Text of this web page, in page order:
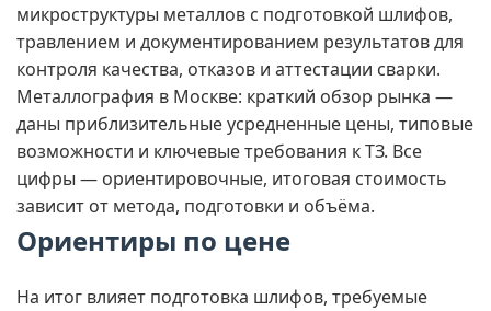
микроструктуры металлов с подготовкой шлифов,
травлением и документированием результатов для
контроля качества, отказов и аттестации сварки.
Металлография в Москве: краткий обзор рынка —
даны приблизительные усредненные цены, типовые
возможности и ключевые требования к ТЗ. Все
цифры — ориентировочные, итоговая стоимость
зависит от метода, подготовки и объёма.
Ориентиры по цене
На итог влияет подготовка шлифов, требуемые